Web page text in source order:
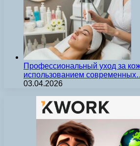
Профессиональный уход за
использованием
03.04.2026